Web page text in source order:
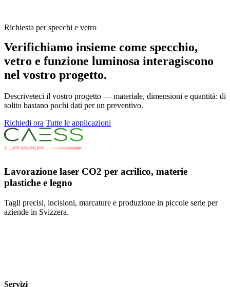
Richiesta per specchi e vetro
Verifichiamo insieme come specchio,
vetro e funzione luminosa interagiscono
nel vostro progetto.
Descriveteci il vostro progetto — materiale, dimensioni e quantità: di
solito bastano pochi dati per un preventivo.
Richiedi ora Tutte le applicazioni
Lavorazione laser CO2 per acrilico, materie
plastiche e legno
Tagli precisi, incisioni, marcature e produzione in piccole serie per
aziende in Svizzera.
Servizi